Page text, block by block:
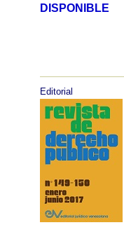
DISPONIBLE
Editorial